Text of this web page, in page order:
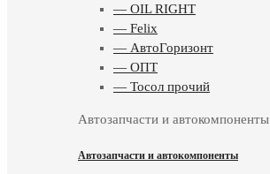
— OIL RIGHT
— Felix
— АвтоГоризонт
— ОПТ
— Тосол прочий
Автозапчасти и автокомпоненты
Автозапчасти и автокомпоненты